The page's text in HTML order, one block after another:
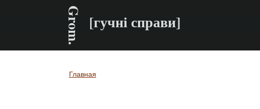
Grom. [гучні справи]
Вы здесь
Главная